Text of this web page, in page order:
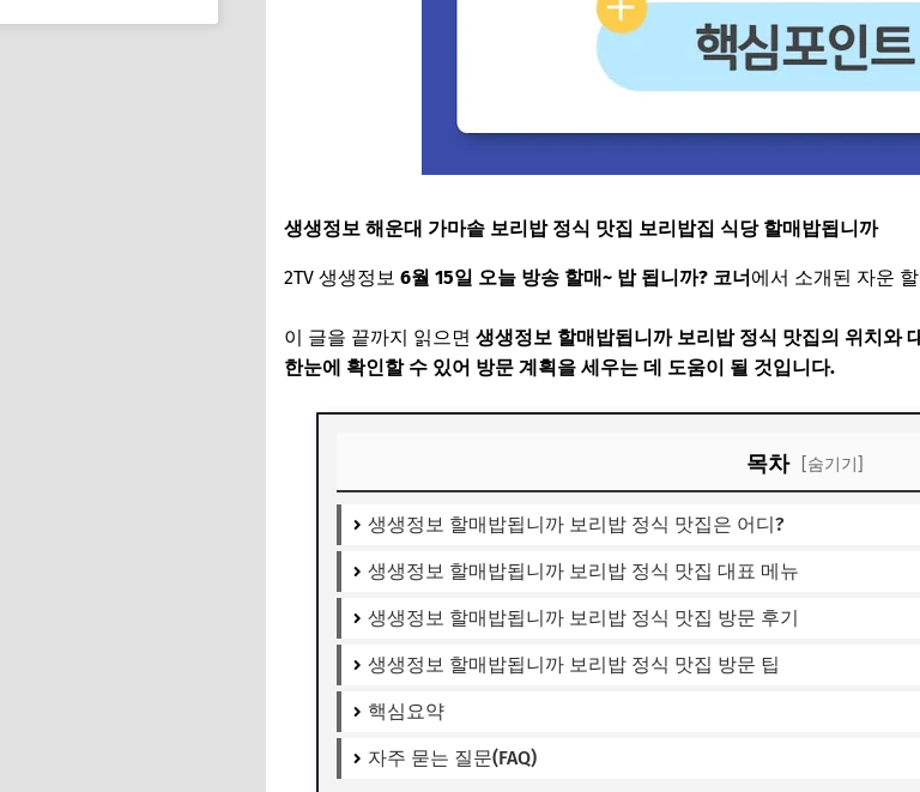
생생정보 해운대 가마솥 보리밥 정식 맛집 보리밥집 식당 할매밥됩니까
2TV 생생정보 6월 15일 오늘 방송 할매~ 밥 됩니까? 코너에서 소개된 자운
이 글을 끝까지 읽으면 생생정보 할매밥됩니까 보리밥 정식 맛집의 위치와
한눈에 확인할 수 있어 방문 계획을 세우는 데 도움이 될 것입니다.
목차 [숨기기]
생생정보 할매밥됩니까 보리밥 정식 맛집은 어디?
생생정보 할매밥됩니까 보리밥 정식 맛집 대표 메뉴
생생정보 할매밥됩니까 보리밥 정식 맛집 방문 후기
생생정보 할매밥됩니까 보리밥 정식 맛집 방문 팁
핵심요약
자주 묻는 질문(FAQ)